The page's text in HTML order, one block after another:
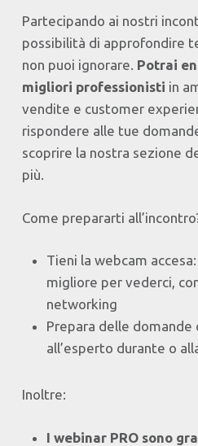
Partecipando ai nostri
possibilità di approfondire
non puoi ignorare. Potrai
migliori professionisti in
vendite e customer
rispondere alle tue
scoprire la nostra sezione
più.
Come prepararti
Tieni la webcam
migliore per vederci,
networking
Prepara delle domande
all’esperto durante o
Inoltre:
I webinar PRO sono